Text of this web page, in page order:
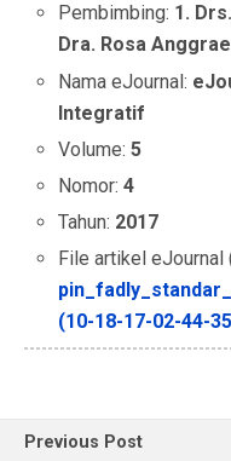
Pembimbing: 1.
Dra. Rosa
Nama eJournal:
Integratif
Volume:5
Nomor:4
Tahun: 2017
File artikel eJournal
(10-18-17-02-44-
Previous Post